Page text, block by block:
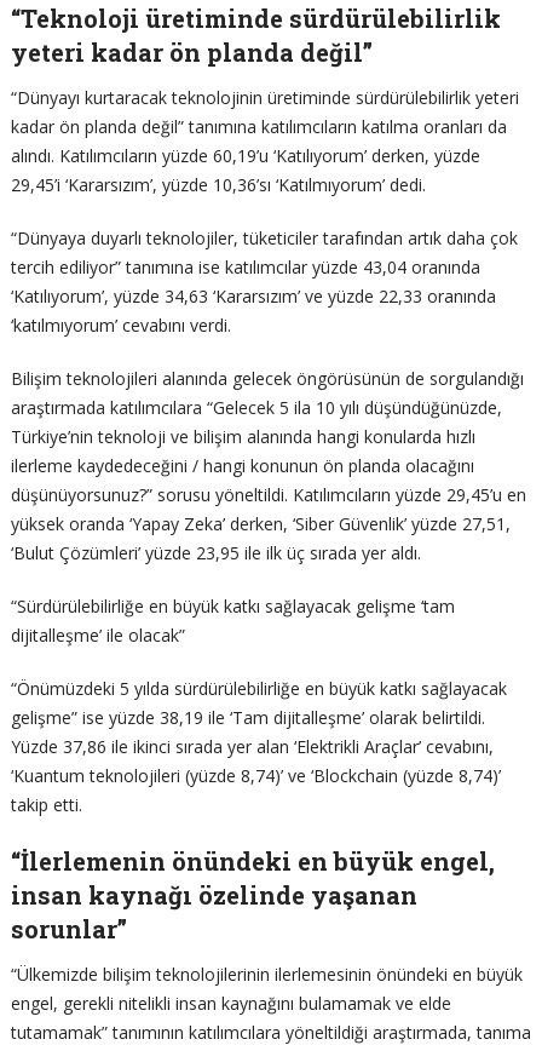
“Teknoloji üretiminde sürdürülebilirlik
yeteri kadar ön planda değil”
“Dünyayı kurtaracak teknolojinin üretiminde sürdürülebilirlik yeteri
kadar ön planda değil” tanımına katılımcıların katılma oranları da
alındı. Katılımcıların yüzde 60,19’u ‘Katılıyorum’ derken, yüzde
29,45’i ‘Kararsızım’, yüzde 10,36’sı ‘Katılmıyorum’ dedi.
“Dünyaya duyarlı teknolojiler, tüketiciler tarafından artık daha çok
tercih ediliyor” tanımına ise katılımcılar yüzde 43,04 oranında
‘Katılıyorum’, yüzde 34,63 ‘Kararsızım’ ve yüzde 22,33 oranında
‘katılmıyorum’ cevabını verdi.
Bilişim teknolojileri alanında gelecek öngörüsünün de sorgulandığı
araştırmada katılımcılara “Gelecek 5 ila 10 yılı düşündüğünüzde,
Türkiye’nin teknoloji ve bilişim alanında hangi konularda hızlı
ilerleme kaydedeceğini / hangi konunun ön planda olacağını
düşünüyorsunuz?” sorusu yöneltildi. Katılımcıların yüzde 29,45’u en
yüksek oranda ‘Yapay Zeka’ derken, ‘Siber Güvenlik’ yüzde 27,51,
‘Bulut Çözümleri’ yüzde 23,95 ile ilk üç sırada yer aldı.
“Sürdürülebilirliğe en büyük katkı sağlayacak gelişme ‘tam
dijitalleşme’ ile olacak”
“Önümüzdeki 5 yılda sürdürülebilirliğe en büyük katkı sağlayacak
gelişme” ise yüzde 38,19 ile ‘Tam dijitalleşme’ olarak belirtildi.
Yüzde 37,86 ile ikinci sırada yer alan ‘Elektrikli Araçlar’ cevabını,
‘Kuantum teknolojileri (yüzde 8,74)’ ve ‘Blockchain (yüzde 8,74)’
takip etti.
“İlerlemenin önündeki en büyük engel,
insan kaynağı özelinde yaşanan
sorunlar”
“Ülkemizde bilişim teknolojilerinin ilerlemesinin önündeki en büyük
engel, gerekli nitelikli insan kaynağını bulamamak ve elde
tutamamak” tanımının katılımcılara yöneltildiği araştırmada, tanıma